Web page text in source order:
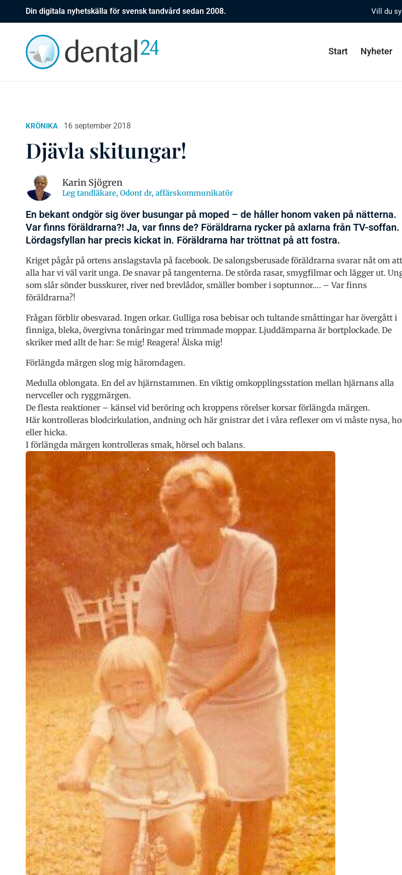
Din digitala nyhetskälla för svensk tandvård sedan 2008. Vill du
Start Nyheter
KRÖNIKA 16 september 2018
Djävla skitungar!
Karin Sjögren
Leg tandläkare, Odont dr, affärskommunikatör
En bekant ondgör sig över busungar på moped – de håller honom vaken på nätterna.
Var finns föräldrarna?! Ja, var finns de? Föräldrarna rycker på axlarna från TV-soffan.
Lördagsfyllan har precis kickat in. Föräldrarna har tröttnat på att fostra.
Kriget pågår på ortens anslagstavla på facebook. De salongsberusade föräldrarna svarar nåt om att
alla har vi väl varit unga. De snavar på tangenterna. De störda rasar, smygfilmar och lägger ut.
som slår sönder busskurer, river ned brevlådor, smäller bomber i soptunnor…. – Var finns
föräldrarna?!
Frågan förblir obesvarad. Ingen orkar. Gulliga rosa bebisar och tultande småttingar har övergått i
finniga, bleka, övergivna tonåringar med trimmade moppar. Ljuddämparna är bortplockade. De
skriker med allt de har: Se mig! Reagera! Älska mig!
Förlängda märgen slog mig häromdagen.
Medulla oblongata. En del av hjärnstammen. En viktig omkopplingsstation mellan hjärnans alla
nervceller och ryggmärgen.
De flesta reaktioner – känsel vid beröring och kroppens rörelser korsar förlängda märgen.
Här kontrolleras blodcirkulation, andning och här gnistrar det i våra reflexer om vi måste nysa,
eller hicka.
I förlängda märgen kontrolleras smak, hörsel och balans.